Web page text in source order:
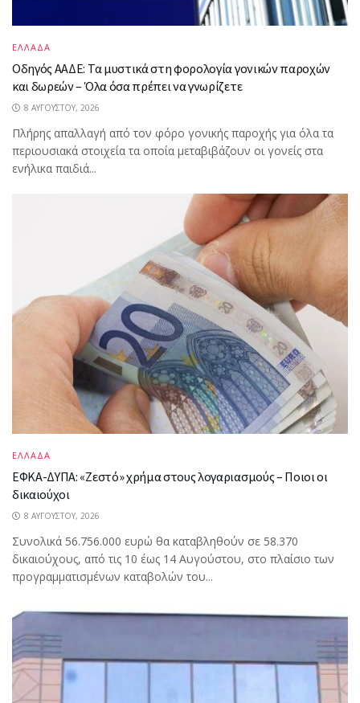
ΕΛΛΑΔΑ
Οδηγός ΑΑΔΕ: Τα μυστικά στη φορολογία γονικών παροχών
και δωρεών – Όλα όσα πρέπει να γνωρίζετε
8 ΑΥΓΟΎΣΤΟΥ, 2026
Πλήρης απαλλαγή από τον φόρο γονικής παροχής για όλα τα
περιουσιακά στοιχεία τα οποία μεταβιβάζουν οι γονείς στα
ενήλικα παιδιά...
ΕΛΛΑΔΑ
ΕΦΚΑ-ΔΥΠΑ: «Ζεστό» χρήμα στους λογαριασμούς – Ποιοι οι
δικαιούχοι
8 ΑΥΓΟΎΣΤΟΥ, 2026
Συνολικά 56.756.000 ευρώ θα καταβληθούν σε 58.370
δικαιούχους, από τις 10 έως 14 Αυγούστου, στο πλαίσιο των
προγραμματισμένων καταβολών του...